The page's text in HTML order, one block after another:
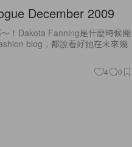
December 2009
！Dakota Fanning是什麼時候開
blog，都說看好她在未來幾
4 0